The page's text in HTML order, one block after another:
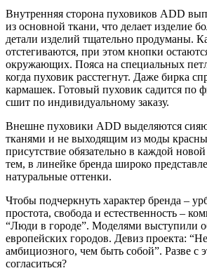
Внутренняя сторона пуховиков ADD
из основной ткани, что делает изделие
детали изделий тщательно продуманы.
отстегиваются, при этом кнопки
окружающих. Пояса на специальных
когда пуховик расстегнут. Даже бирка
кармашек. Готовый пуховик садится по
сшит по индивидуальному заказу.
Внешне пуховики ADD выделяются
тканями и не выходящим из моды
присутствие обязательно в каждой
тем, в линейке бренда широко
натуральные оттенки.
Чтобы подчеркнуть характер бренда –
простота, свобода и естественность –
“Люди в городе”. Моделями выступили
европейских городов. Девиз проекта:
амбициозного, чем быть собой”. Разве с
согласиться?